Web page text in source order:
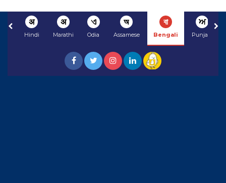
अ
Hindi
अ
Marathi
ଏ
Odia
অ
Assamese
বা
Bengali
ਅ
Punjabi